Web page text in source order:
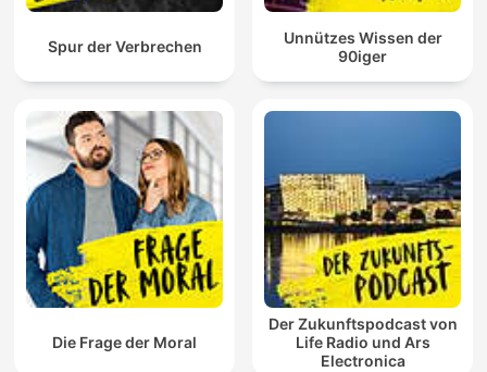
Spur der Verbrechen
Unnützes Wissen der
90iger
Die Frage der Moral
Der Zukunftspodcast von
Life Radio und Ars
Electronica